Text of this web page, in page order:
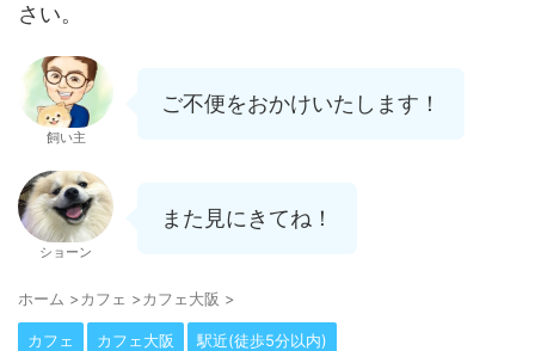
さい。
飼い主
ご不便をおかけいたします！
ショーン
また見にきてね！
ホーム >カフェ >カフェ大阪 >
カフェ カフェ大阪 駅近(徒歩5分以内)